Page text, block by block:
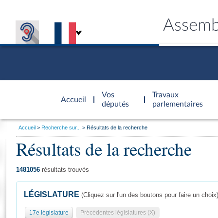
Accueil
d'accueil
Vos
députés
Travaux
parlementaires
Général
Vous
Accueil Recherche sur... Résultats de la recherche
Résultats de la recherche
1481056 résultats trouvés
LÉGISLATURE (Cliquez sur l'un des boutons pour faire un choix)
17e législature Précédentes législatures (X)